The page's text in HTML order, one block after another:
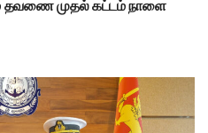
தவணை முதல் கட்டம் நாளை